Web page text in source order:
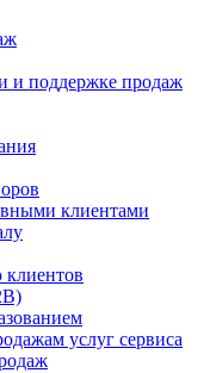
и поддержке продаж
клиентами
клиентов
услуг сервиса